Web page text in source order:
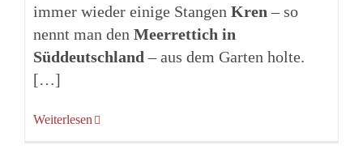
immer wieder einige Stangen Kren – so
nennt man den Meerrettich in
Süddeutschland – aus dem Garten holte.
[…]
Weiterlesen